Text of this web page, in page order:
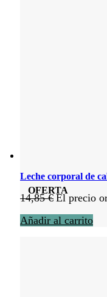
OFERTA
Leche corporal de
14,85€ El precio
Añadir al carrito